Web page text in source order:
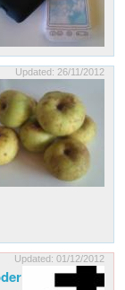
Updated: 26/11/2012
Updated: 01/12/2012